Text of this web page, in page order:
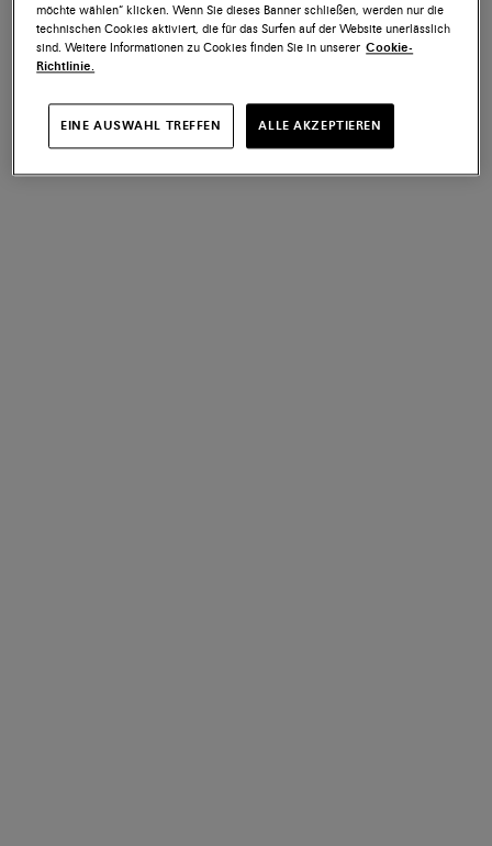
möchte wählen“ klicken. Wenn Sie dieses Banner schließen, werden nur die
technischen Cookies aktiviert, die für das Surfen auf der Website unerlässlich
sind. Weitere Informationen zu Cookies finden Sie in unserer Cookie-
Richtlinie.
EINE AUSWAHL TREFFEN ALLE AKZEPTIEREN